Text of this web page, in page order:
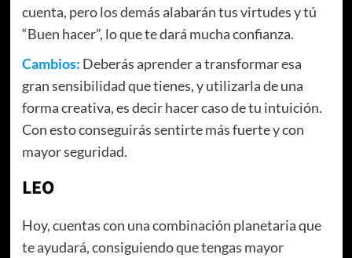
cuenta, pero los demás alabarán tus virtudes y tú
“Buen hacer”, lo que te dará mucha confianza.
Cambios: Deberás aprender a transformar esa
gran sensibilidad que tienes, y utilizarla de una
forma creativa, es decir hacer caso de tu intuición.
Con esto conseguirás sentirte más fuerte y con
mayor seguridad.
LEO
Hoy, cuentas con una combinación planetaria que
te ayudará, consiguiendo que tengas mayor